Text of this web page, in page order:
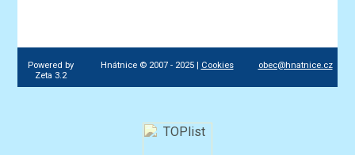
Powered by
Zeta 3.2
Hnátnice © 2007 - 2025 | Cookies obec@hnatnice.cz